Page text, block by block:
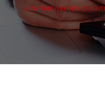
CONTRIBUYENTES QUE